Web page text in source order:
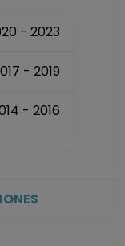
01-04-2014
08-2011
- 2023
- 2019
- 2016